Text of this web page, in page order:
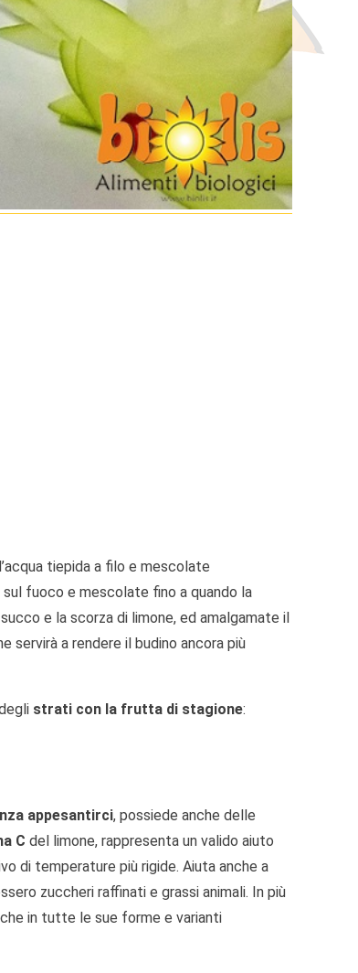
tiepida a filo e mescolate
fuoco e mescolate fino a quando la
e la scorza di limone, ed amalgamate il
servirà a rendere il budino ancora più
strati con la frutta di stagione:
appesantirci, possiede anche delle
C del limone, rappresenta un valido aiuto
di temperature più rigide. Aiuta anche a
zuccheri raffinati e grassi animali. In più
in tutte le sue forme e varianti